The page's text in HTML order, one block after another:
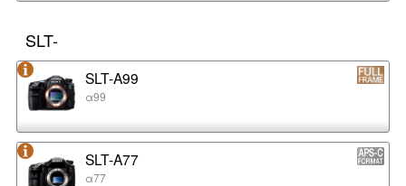
SLT-
SLT-A99
α99
SLT-A77
α77